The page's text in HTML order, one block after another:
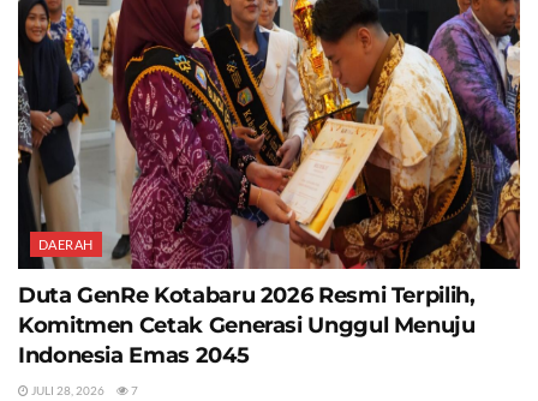
DAERAH
Duta GenRe Kotabaru 2026 Resmi Terpilih,
Komitmen Cetak Generasi Unggul Menuju
Indonesia Emas 2045
JULI 28, 2026 7